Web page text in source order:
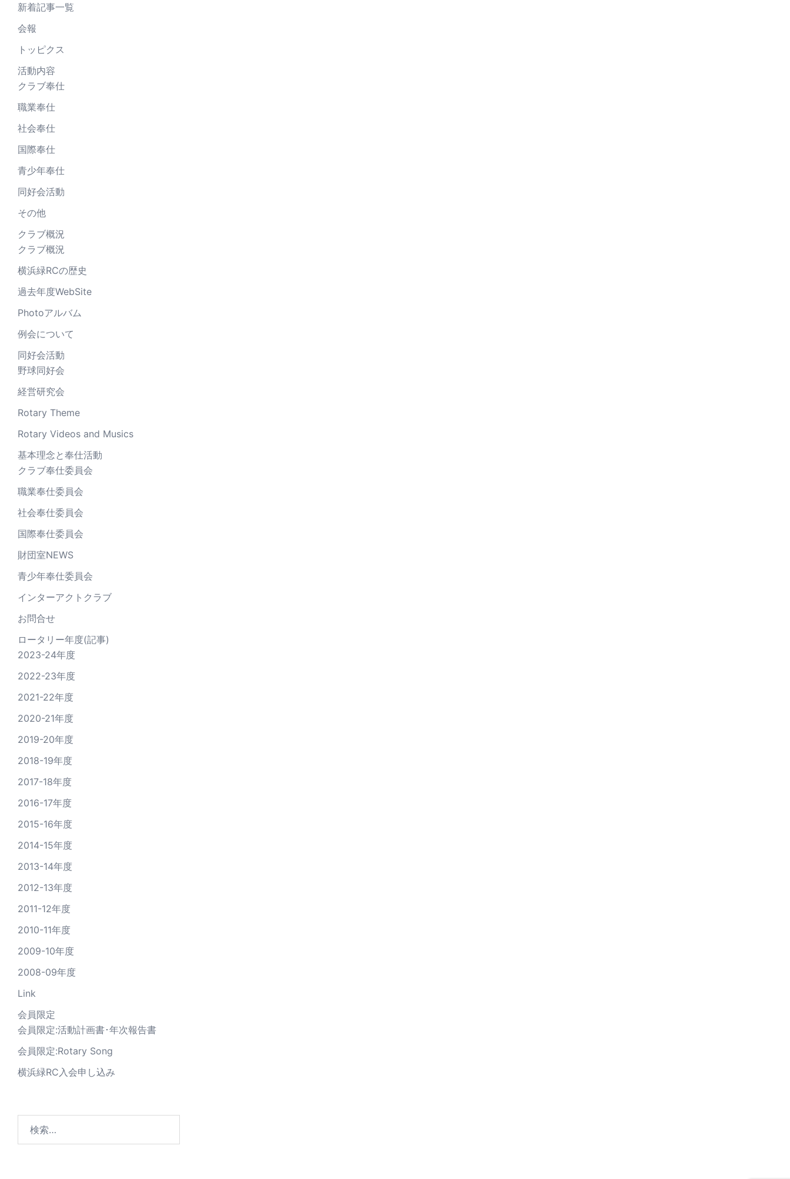
新着記事一覧
会報
トッピクス
活動内容
クラブ奉仕
職業奉仕
社会奉仕
国際奉仕
青少年奉仕
同好会活動
その他
クラブ概況
クラブ概況
横浜緑RCの歴史
過去年度WebSite
Photoアルバム
例会について
同好会活動
野球同好会
経営研究会
Rotary Theme
Rotary Videos and Musics
基本理念と奉仕活動
クラブ奉仕委員会
職業奉仕委員会
社会奉仕委員会
国際奉仕委員会
財団室NEWS
青少年奉仕委員会
インターアクトクラブ
お問合せ
ロータリー年度(記事)
2023-24年度
2022-23年度
2021-22年度
2020-21年度
2019-20年度
2018-19年度
2017-18年度
2016-17年度
2015-16年度
2014-15年度
2013-14年度
2012-13年度
2011-12年度
2010-11年度
2009-10年度
2008-09年度
Link
会員限定
会員限定:活動計画書･年次報告書
会員限定:Rotary Song
横浜緑RC入会申し込み